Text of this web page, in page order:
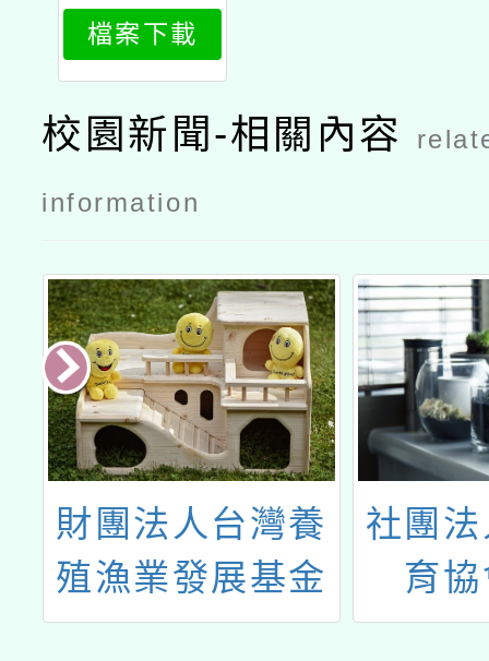
檔案下載
校園新聞-相關內容
information
財團法人台灣養
殖漁業發展基金
會辦理「2024鱻
社團
育
「